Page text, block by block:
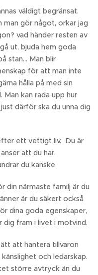
väldigt begränsat.
man gör något, orkar jag
vad händer resten av
ut, bjuda hem goda
stan... Man blir
för att man inte
hålla på med sin
kan rada upp hur
därför ska du unna dig
ett vettigt liv. Du är
att du har.
du kanske
din närmaste familj är du
är du säkert också
dina goda egenskaper,
fram i livet i motvind.
att hantera tillvaron
och ledarskap.
större avtryck än du